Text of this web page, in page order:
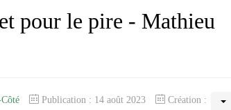
pour le pire - Mathieu
Publication : 14 août 2023
Création :